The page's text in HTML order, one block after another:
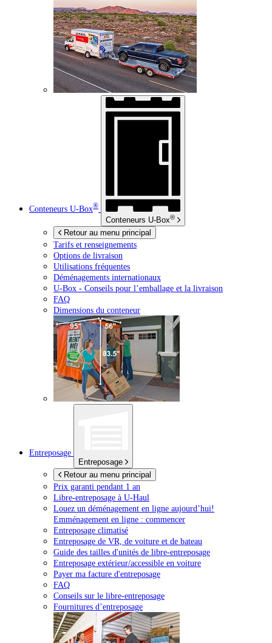
Conteneurs U-Box®
Conteneurs U-Box®
Retour au menu principal
Tarifs et renseignements
Options de livraison
Utilisations fréquentes
Déménagements internationaux
U-Box - Conseils pour l’emballage et la livraison
FAQ
Dimensions du conteneur
Entreposage
Entreposage
Retour au menu principal
Prix garanti pendant 1 an
Libre-entreposage à U-Haul
Louez un déménagement en ligne aujourd’hui!
Emménagement en ligne : commencer
Entreposage climatisé
Entreposage de VR, de voiture et de bateau
Guide des tailles d'unités de libre-entreposage
Entreposage extérieur/accessible en voiture
Payer ma facture d'entreposage
FAQ
Conseils sur le libre-entreposage
Fournitures d’entreposage